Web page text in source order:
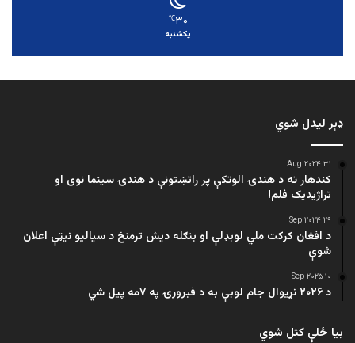
۳۰℃
یکشنبه
ډېر لیدل شوي
۳۱ Aug ۲۰۲۴
کندهار ته د هندۍ الوتکې پر راتښتونې د هندۍ سینما نوی او
تراژيديک فلم!
۲۹ Sep ۲۰۲۴
د افغان کرکت ملي لوبډلې او بنګله دیش ترمنځ د سیالیو نیټې اعلان
شوې
۱۰ Sep ۲۰۲۵
د ۲۰۲۶ نړیوال جام لوبې به د فبرورۍ په ۷مه پیل شي
بیا ځلې کتل شوي